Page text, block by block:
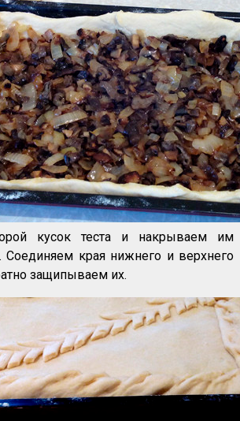
кусок теста и накрываем им
Соединяем края нижнего и верхнего
защипываем их.